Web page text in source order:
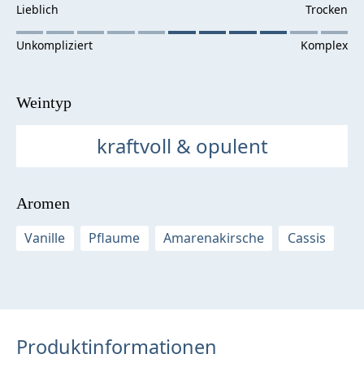
Weintyp
kraftvoll & opulent
Aromen
Vanille
Pflaume Amarenakirsche Cassis
Produktinformationen